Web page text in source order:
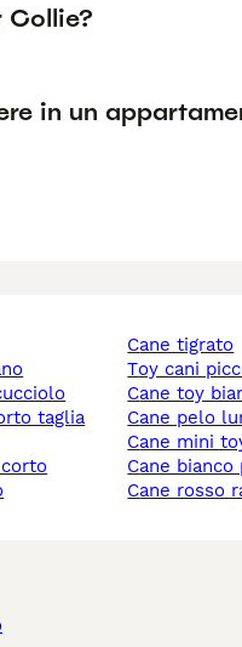
Collie?
in un
corto
cane tigrato
toy cani
cane toy
cane pelo
cane mini
cane
cane rosso